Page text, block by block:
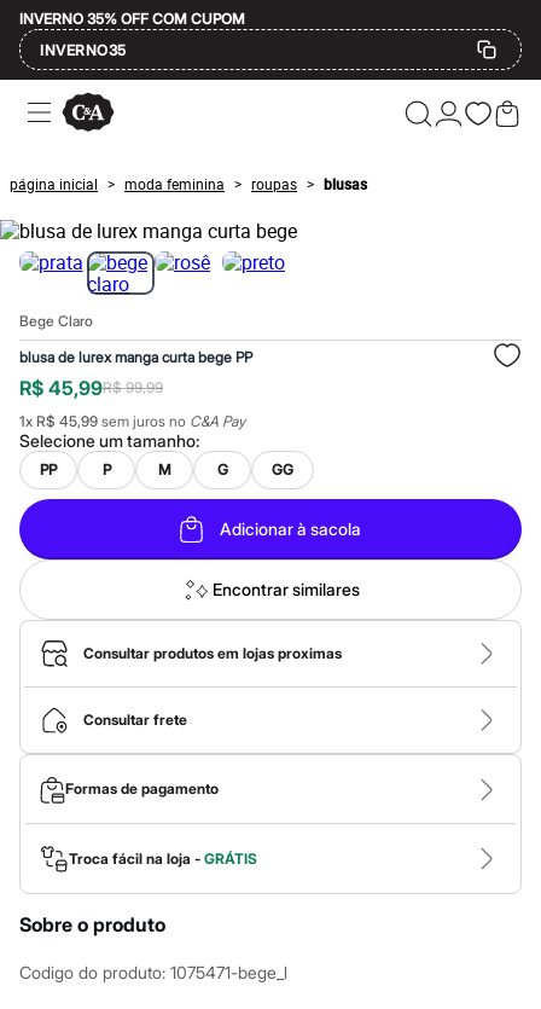
INVERNO 35% OFF COM CUPOM
INVERNO35
Ofertas
Compre por Departamento
Masculino
Infantil
Calçados
Mindse7
Plus Size
Até 20% off
Até 60% off
A partir de 60% off
Feminino
Em alta
Inverno
Alfaiataria
Novidades
Roupas
Blusas e Camisetas
Básicos
Calças
Casacos e Jaquetas
Jeans
Macacões
Saias
Shorts e Bermudas
Vestidos
Bolsas
Bonés e Chapéus
Bijoux
Cintos
Óculos
Relógios
Calçados
Botas
Chinelos
Rasteirinhas
Sandálias
Sapatilhas
Tênis
página inicial > moda feminina > roupas > blusas
Bege Claro
blusa de lurex manga curta bege PP
R$ 45,99R$ 99,99
1x R$ 45,99 sem juros no C&A Pay
Selecione umtamanho:
PP P M G GG
Adicionar à sacola
Encontrar similares
Consultar produtos em lojas proximas
Consultar frete
Formas de pagamento
Troca fácil na loja - GRÁTIS
Sobre o produto
Codigo do produto: 1075471-bege_l